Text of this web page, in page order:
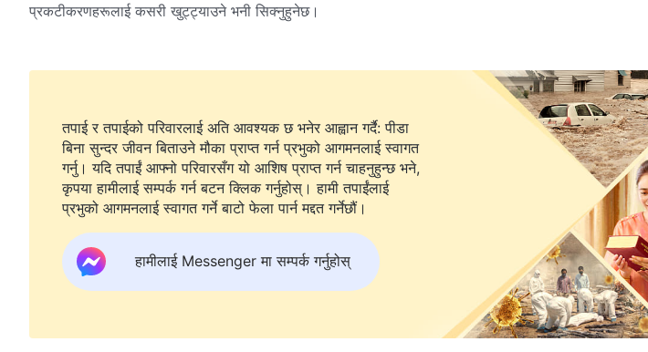
प्रकटीकरणहरूलाई कसरी खुट्ट्याउने भनी सिक्नुहुनेछ।
तपाई र तपाईको परिवारलाई अति आवश्यक छ भनेर आह्वान गर्दै: पीडा
बिना सुन्दर जीवन बिताउने मौका प्राप्त गर्न प्रभुको आगमनलाई स्वागत
गर्नु। यदि तपाईं आफ्नो परिवारसँग यो आशिष प्राप्त गर्न चाहनुहुन्छ भने,
कृपया हामीलाई सम्पर्क गर्न बटन क्लिक गर्नुहोस्। हामी तपाईंलाई
प्रभुको आगमनलाई स्वागत गर्ने बाटो फेला पार्न मद्दत गर्नेछौं।
हामीलाई Messenger मा सम्पर्क गर्नुहोस्